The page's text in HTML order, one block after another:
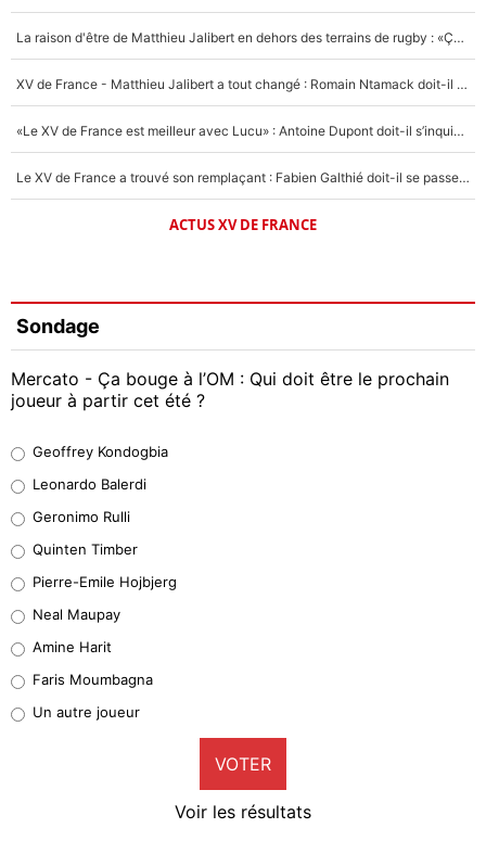
La raison d'être de Matthieu Jalibert en dehors des terrains de rugby : «Ça m'atteint autant que si tu touches à un membre de ma famille»
XV de France - Matthieu Jalibert a tout changé : Romain Ntamack doit-il s’inquiéter pour sa place à un an de la Coupe du monde ?
«Le XV de France est meilleur avec Lucu» : Antoine Dupont doit-il s’inquiéter pour sa place ?
Le XV de France a trouvé son remplaçant : Fabien Galthié doit-il se passer d'Antoine Dupont ?
ACTUS XV DE FRANCE
Sondage
Mercato - Ça bouge à l’OM : Qui doit être le prochain
joueur à partir cet été ?
38%
32%
5%
1%
9%
Geoffrey Kondogbia
Leonardo Balerdi
Geronimo Rulli
Quinten Timber
Pierre-Emile Hojbjerg
Neal Maupay
Amine Harit
Faris Moumbagna
Un autre joueur
VOTER
Voir les résultats